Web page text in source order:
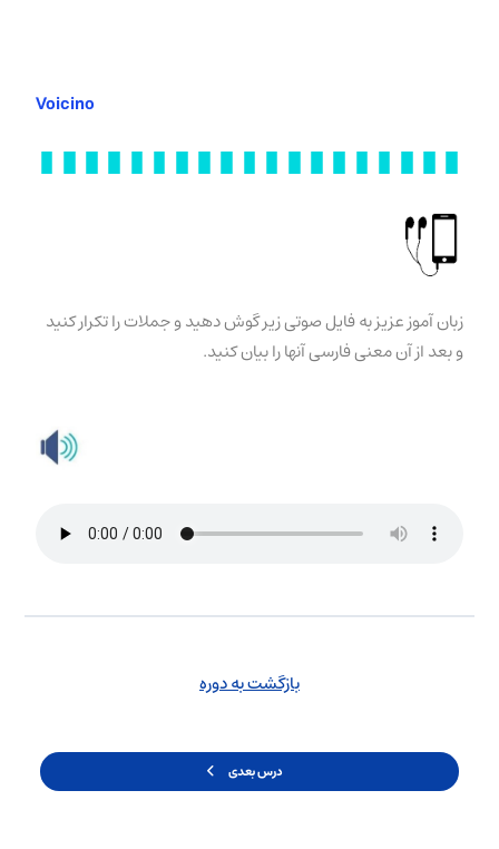
Voicino
زبان آموز عزیز به فایل صوتی زیر گوش دهید و جملات را تکرار کنید
و بعد از آن معنی فارسی آنها را بیان کنید.
بازگشت به دوره
درس بعدی